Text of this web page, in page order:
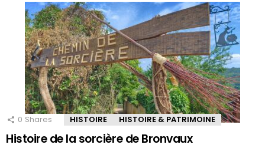
0 Shares HISTOIRE HISTOIRE & PATRIMOINE
Histoire de la sorcière de Bronvaux